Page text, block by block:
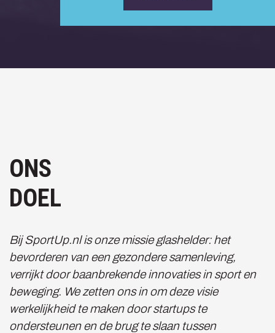
ONS
DOEL
Bij SportUp.nl is onze missie glashelder: het
bevorderen van een gezondere samenleving,
verrijkt door baanbrekende innovaties in sport en
beweging. We zetten ons in om deze visie
werkelijkheid te maken door startups te
ondersteunen en de brug te slaan tussen